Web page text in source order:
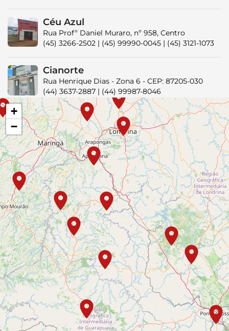
Céu Azul
Rua Profº Daniel Muraro, nº 958, Centro
(45) 3266-2502 | (45) 99990-0045 | (45) 3121-1073
Cianorte
Rua Henrique Dias - Zona 6 - CEP: 87205-030
(44) 3637-2887 | (44) 99987-8046
Curitiba
Rua Desembargador Motta, n° 2.080, Batel
(41) 99760-0824 | (41) 99552-0265
Engenheiro Beltrão
Rua Clotário Portugal, nº 115
(44) 3537-8135
Faxinal
Av. Eugenio Bastiani, n° 984, Centro - CEP:
86840-000
(43) 3461-3076 - (43) 9 9687-8766
Guaraniaçu
Rua Eudoxio Antonio Badotti, nº 51
(45) 3232-2604
Guarapuava
+
−